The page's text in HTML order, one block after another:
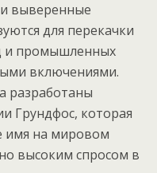
выверенные
для перекачки
и промышленных
включениями.
разработаны
Грундфос, которая
имя на мировом
высоким спросом в